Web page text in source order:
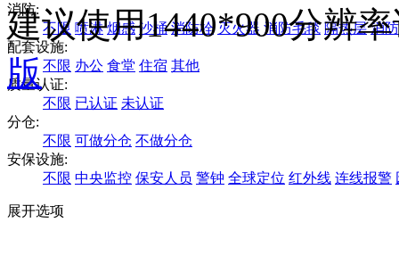
消防:
不限 喷淋 烟感 沙桶 消防栓 灭火器 消防毛毯 隔热层 消
配套设施:
不限 办公 食堂 住宿 其他
质量认证:
不限 已认证 未认证
分仓:
不限 可做分仓 不做分仓
安保设施:
不限 中央监控 保安人员 警钟 全球定位 红外线 连线报警
展开选项
建议使用1440*900分辨
版